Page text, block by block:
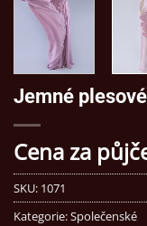
Jemné
Cena za
SKU: 1071
Kategorie:Společenské